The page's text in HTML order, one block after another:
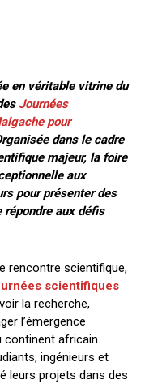
en véritable vitrine du
Journées
pour
dans le cadre
majeur, la foire
aux
pour présenter des
aux défis
rencontre scientifique,
scientifiques
la recherche,
l’émergence
continent africain.
ingénieurs et
leurs projets dans des